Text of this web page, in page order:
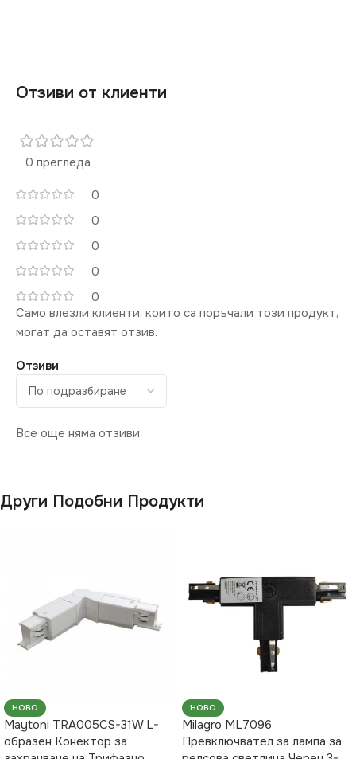
Отзиви от клиенти
0 прегледа
0
0
0
0
0
Отзиви
Все още няма отзиви.
Само влезли клиенти, които са поръчали този продукт,
могат да оставят отзив.
Други Подобни Продукти
НОВО
Maytoni TRA005CS-31W L-
образен Конектор за
НОВО
Milagro ML7096
Превключвател за лампа за